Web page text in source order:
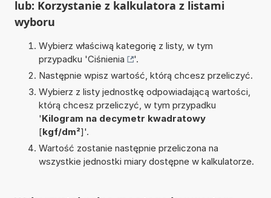
lub: Korzystanie z kalkulatora z listami
wyboru
Wybierz właściwą kategorię z listy, w tym
przypadku 'Ciśnienia
'.
Następnie wpisz wartość, którą chcesz przeliczyć.
Wybierz z listy jednostkę odpowiadającą wartości,
którą chcesz przeliczyć, w tym przypadku
'Kilogram na decymetr kwadratowy
[kgf/dm²]'.
Wartość zostanie następnie przeliczona na
wszystkie jednostki miary dostępne w kalkulatorze.